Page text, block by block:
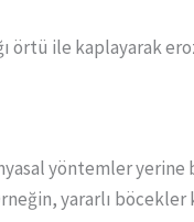
örtü ile kaplayarak
yöntemler
yararlı